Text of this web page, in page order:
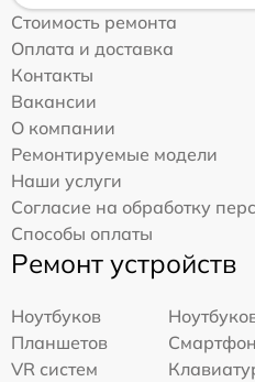
Стоимость ремонта
Оплата и доставка
Контакты
Вакансии
О компании
Ремонтируемые модели
Наши услуги
Согласие на обработку
Способы оплаты
Ремонт устройств
Ноутбуков
Планшетов
VR систем